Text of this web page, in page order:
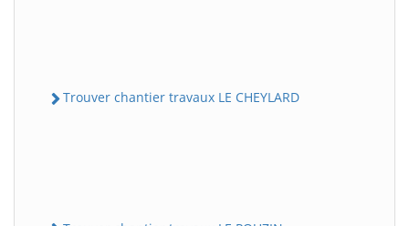
Trouver chantier travaux LE CHEYLARD